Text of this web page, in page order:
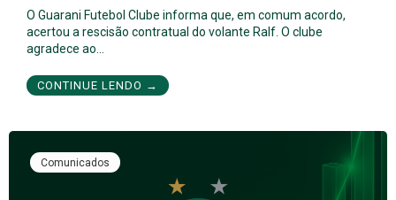
O Guarani Futebol Clube informa que, em comum acordo,
acertou a rescisão contratual do volante Ralf. O clube
agradece ao…
CONTINUE LENDO →
Comunicados